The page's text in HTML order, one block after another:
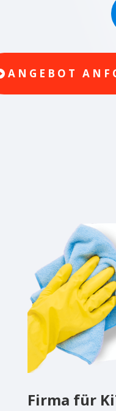
ANGEBOT
Firma für